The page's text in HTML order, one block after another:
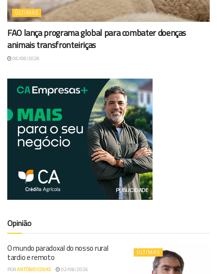
ÚLTIMAS
FAO lança programa global para combater doenças
animais transfronteiriças
06/08/2026
Opinião
ÚLTIMAS
O mundo paradoxal do nosso rural
tardio e remoto
PORANTÓNIO COVAS 02/08/2026